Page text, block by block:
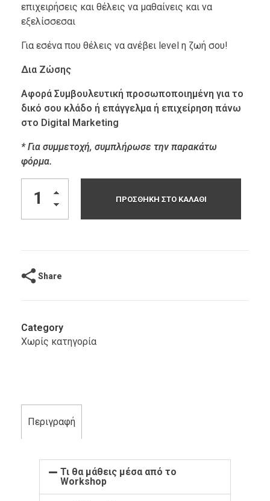
επιχειρήσεις και θέλεις να μαθαίνεις και να
εξελίσσεσαι
Για εσένα που θέλεις να ανέβει level η ζωή σου!
Δια Ζώσης
Aφορά Συμβουλευτική προσωποποιημένη για το
δικό σου κλάδο ή επάγγελμα ή επιχείρηση πάνω
στο Digital Marketing
* Για συμμετοχή, συμπλήρωσε την παρακάτω
φόρμα.
ΠΡΟΣΘΉΚΗ ΣΤΟ ΚΑΛΆΘΙ
Share
Category
Χωρίς κατηγορία
Περιγραφή
Τι θα μάθεις μέσα από το
Workshop